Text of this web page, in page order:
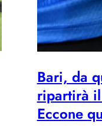
Bari, da
ripartirà
Eccone